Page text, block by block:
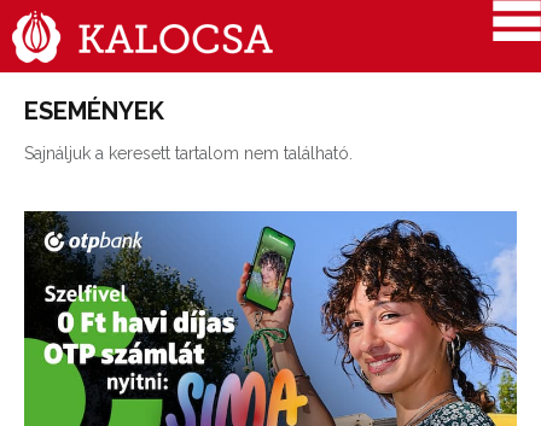
ESEMÉNYEK
Sajnáljuk a keresett tartalom nem található.